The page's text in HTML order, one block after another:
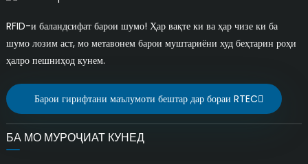
RFID-и баландсифат барои шумо! Ҳар вақте ки ва ҳар чизе ки ба
шумо лозим аст, мо метавонем барои муштариёни худ беҳтарин роҳи
ҳалро пешниҳод кунем.
Барои гирифтани маълумоти бештар дар бораи RTEC
БА МО МУРОҶИАТ КУНЕД